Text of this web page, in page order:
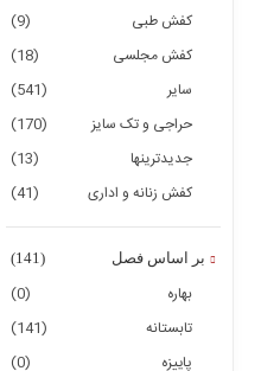
کفش طبی
(9)
کفش مجلسی
(18)
سایر
(541)
حراجی و تک سایز
(170)
جدیدترینها
(13)
کفش زنانه و اداری
(41)
بر اساس فصل (141)
بهاره
(0)
تابستانه
(141)
پاییزه
(0)